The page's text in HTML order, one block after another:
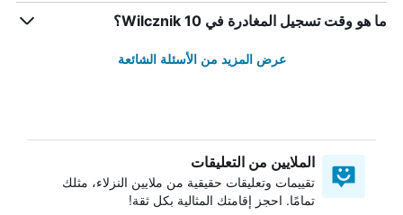
ما هو وقت تسجيل المغادرة في Wilcznik 10؟
عرض المزيد من الأسئلة الشائعة
الملايين من التعليقات
تقييمات وتعليقات حقيقية من ملايين النزلاء، مثلك
تمامًا. احجز إقامتك المثالية بكل ثقة!